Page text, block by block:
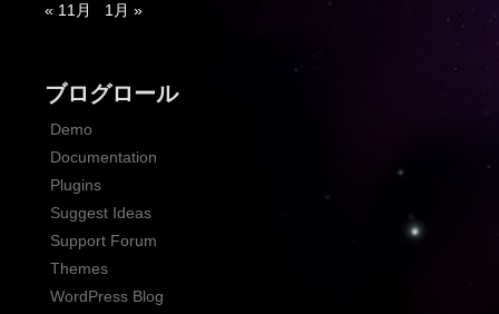
« 11月
1月 »
ブログロール
Demo
Documentation
Plugins
Suggest Ideas
Support Forum
Themes
WordPress Blog